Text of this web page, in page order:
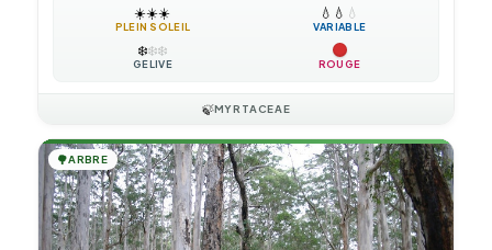
☀️☀️☀️
PLEIN SOLEIL
💧 💧 💧
VARIABLE
❄️❄️❄️
GÉLIVE ROUGE
🍃MYRTACEAE
🌳ARBRE